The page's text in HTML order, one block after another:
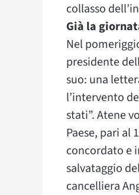
collasso
Già la
Nel
presidente
suo: una
l’intervento
stati”. Atene
Paese, pari al
concordato e
salvataggio
cancelliera